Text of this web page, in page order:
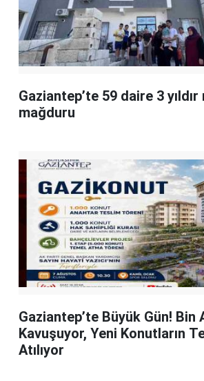
Gaziantep’te 59 daire 3
mağduru
Gaziantep’te Büyük Gün! Bin
Kavuşuyor, Yeni Konutların
Atılıyor